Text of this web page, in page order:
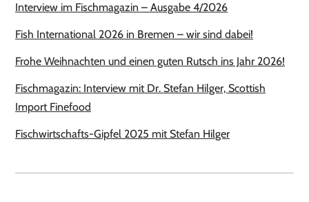
Interview im Fischmagazin – Ausgabe 4/2026
Fish International 2026 in Bremen – wir sind dabei!
Frohe Weihnachten und einen guten Rutsch ins Jahr 2026!
Fischmagazin: Interview mit Dr. Stefan Hilger, Scottish
Import Finefood
Fischwirtschafts-Gipfel 2025 mit Stefan Hilger